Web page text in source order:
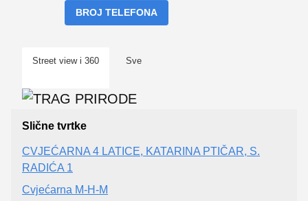
BROJ TELEFONA
Street view i 360 Sve
Slične tvrtke
CVJEĆARNA 4 LATICE, KATARINA PTIČAR, S.
RADIĆA 1
Cvjećarna M-H-M